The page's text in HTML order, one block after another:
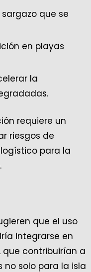
que se
en playas
la
requiere un
riesgos de
para la
que el uso
integrarse en
contribuirían a
solo para la isla